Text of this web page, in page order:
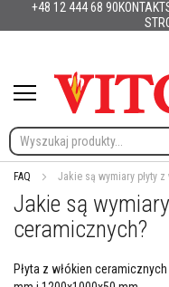
+48 12 444 68 90KONTAKT
Ελλάδα
Slovenija
Hrvatska
t
e
i
a
ł
y
g
n
o
FAQ Jakie są wymiary płyty
Jakie są
ceramicznych?
Płyta z włókien